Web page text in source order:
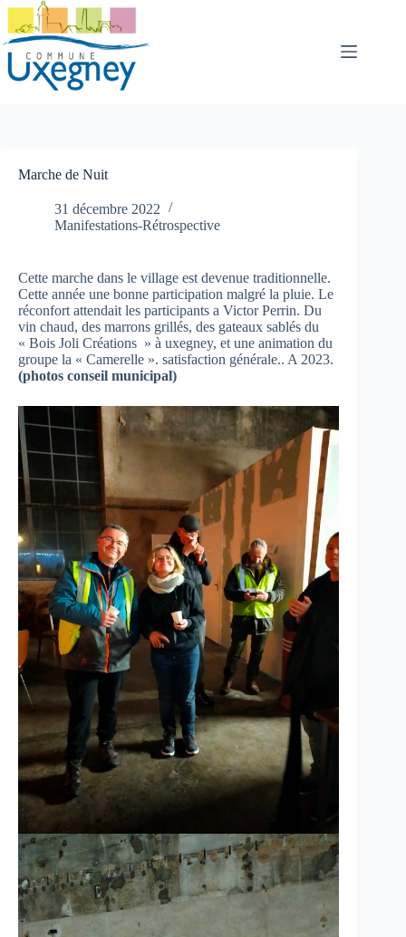
Passer
contenu
Marche de Nuit
31 décembre 2022
Manifestations-Rétrospective
Cette marche dans le village est devenue traditionnelle.
Cette année une bonne participation malgré la pluie. Le
réconfort attendait les participants a Victor Perrin. Du
vin chaud, des marrons grillés, des gateaux sablés du
« Bois Joli Créations » à uxegney, et une animation du
groupe la « Camerelle ». satisfaction générale.. A 2023.
(photos conseil municipal)